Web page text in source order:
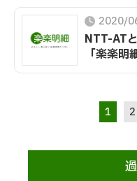
2020/
NTT-AT
「楽楽明
1 2